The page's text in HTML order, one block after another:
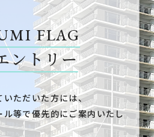
FLAG
ントリー
ただいた方には、
ル等で優先的にご案内いたし